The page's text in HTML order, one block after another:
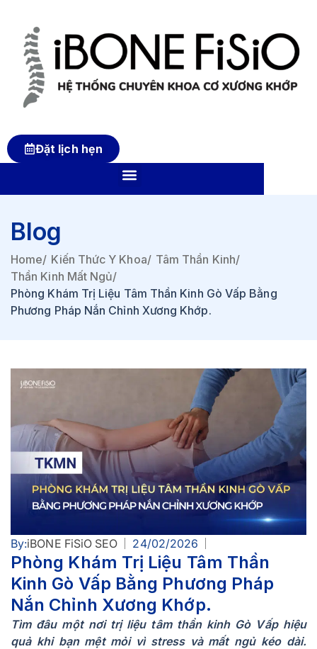
Đặt lịch hẹn
Blog
Home/ Kiến Thức Y Khoa/ Tâm Thần Kinh/
Thần Kinh Mất Ngủ/
Phòng Khám Trị Liệu Tâm Thần Kinh Gò Vấp Bằng
Phương Pháp Nắn Chỉnh Xương Khớp.
By:iBONE FiSiO SEO 24/02/2026
Phòng Khám Trị Liệu Tâm Thần
Kinh Gò Vấp Bằng Phương Pháp
Nắn Chỉnh Xương Khớp.
Tìm đâu một nơi trị liệu tâm thần kinh Gò Vấp hiệu
quả khi bạn mệt mỏi vì stress và mất ngủ kéo dài.